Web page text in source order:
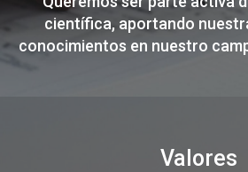
científica, aportando
conocimientos en nuestro
Valores